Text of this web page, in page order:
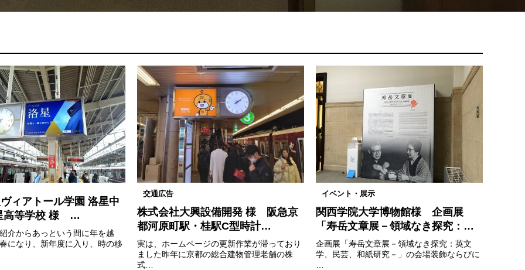
ィアトール学園 洛星中
高等学校 様 …
介からあっという間に年を越
になり、新年度に入り、時の移
交通広告
株式会社大興設備開発 様 阪急京
都河原町駅・桂駅C型時計…
実は、ホームページの更新作業が滞っており
ました昨年に京都の総合建物管理老舗の株
式…
イベント・展示
関西学院大学博物館様 企画展
「寿岳文章展－領域なき探究：…
企画展「寿岳文章展－領域なき探究：英文
学、民芸、和紙研究－」の会場装飾ならびに